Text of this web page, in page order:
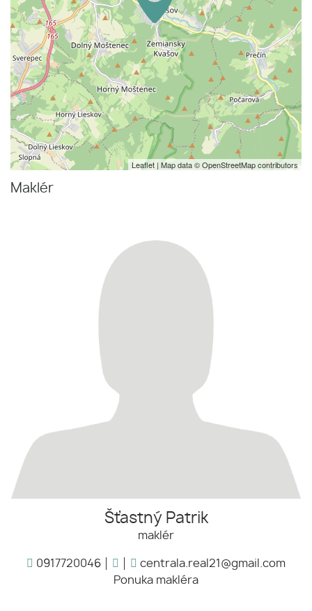
Leaflet | Map data ©OpenStreetMapcontributors
Maklér
Šťastný Patrik
maklér
0917720046
centrala.real21@gmail.com
Ponuka makléra